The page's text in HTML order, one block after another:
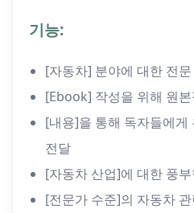
기능:
[자동차] 분야에 대한 전
[Ebook] 작성을 위해 원
[내용]을 통해 독자들에게
전달
[자동차 산업]에 대한 풍
[전문가 수준]의 자동차